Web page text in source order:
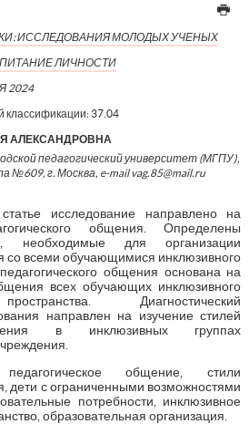
ИССЛЕДОВАНИЯ МОЛОДЫХ УЧЕНЫХ
ЛИЧНОСТИ
2024
классификации: 37.04
АЛЕКСАНДРОВНА
педагогический университет (МГПУ),
№609, г. Москва, e-mail vag.85@mail.ru
исследование направлено на
общения. Определены
необходимые для организации
со всеми обучающимися инклюзивного
общения основана на
всех обучающих инклюзивного
Диагностический
направлен на изучение стилей
в инклюзивных группах
общение, стили
дети с ограниченными возможностями
потребности, инклюзивное
образовательная организация.